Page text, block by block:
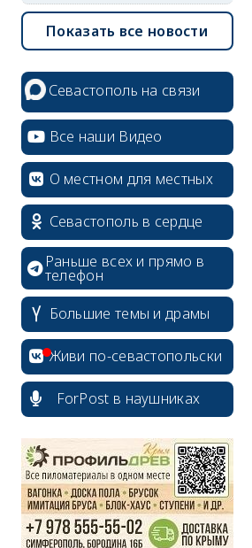
Показать все новости
Севастополь на связи
Все наши Видео
О местном для местных
Севастополь в сердце
Раньше всех и прямо в
телефон
Большие темы и драмы
Живи по-севастопольски
ForPost в наушниках